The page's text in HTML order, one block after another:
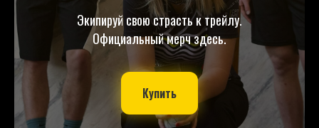
Экипируй свою страсть к трейлу.
Официальный мерч здесь.
Купить